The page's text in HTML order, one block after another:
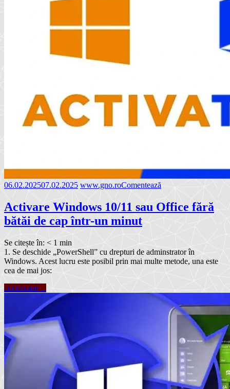
06.02.202507.02.2025 www.gno.roComentează
Activare Windows 10/11 sau Office fără
bătăi de cap într-un minut
Se citește în: < 1 min
1. Se deschide „PowerShell” cu drepturi de adminstrator în
Windows. Acest lucru este posibil prin mai multe metode, una este
cea de mai jos:
continuare ...